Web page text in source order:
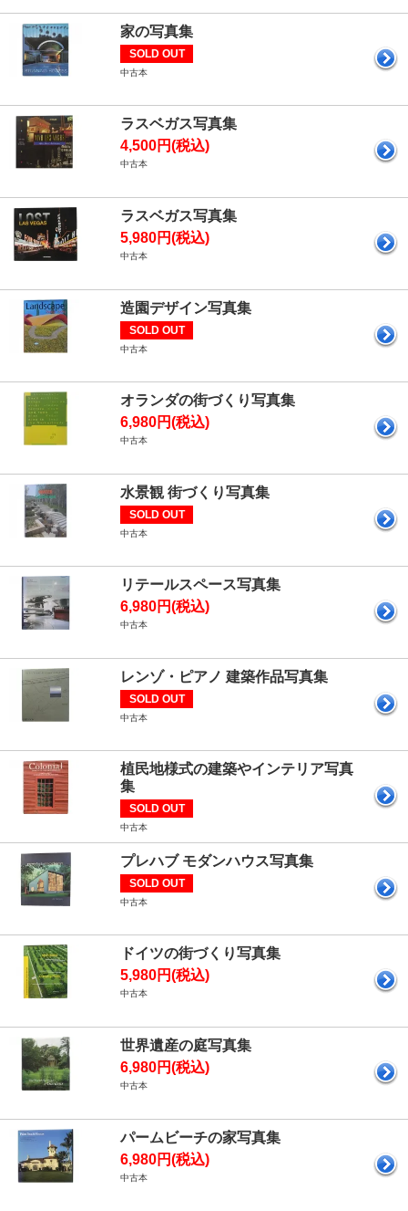
家の写真集
SOLD OUT
中古本
ラスベガス写真集
4,500円(税込)
中古本
ラスベガス写真集
5,980円(税込)
中古本
造園デザイン写真集
SOLD OUT
中古本
オランダの街づくり写真集
6,980円(税込)
中古本
水景観 街づくり写真集
SOLD OUT
中古本
リテールスペース写真集
6,980円(税込)
中古本
レンゾ・ピアノ 建築作品写真集
SOLD OUT
中古本
植民地様式の建築やインテリア写真
集
SOLD OUT
中古本
プレハブ モダンハウス写真集
SOLD OUT
中古本
ドイツの街づくり写真集
5,980円(税込)
中古本
世界遺産の庭写真集
6,980円(税込)
中古本
パームビーチの家写真集
6,980円(税込)
中古本